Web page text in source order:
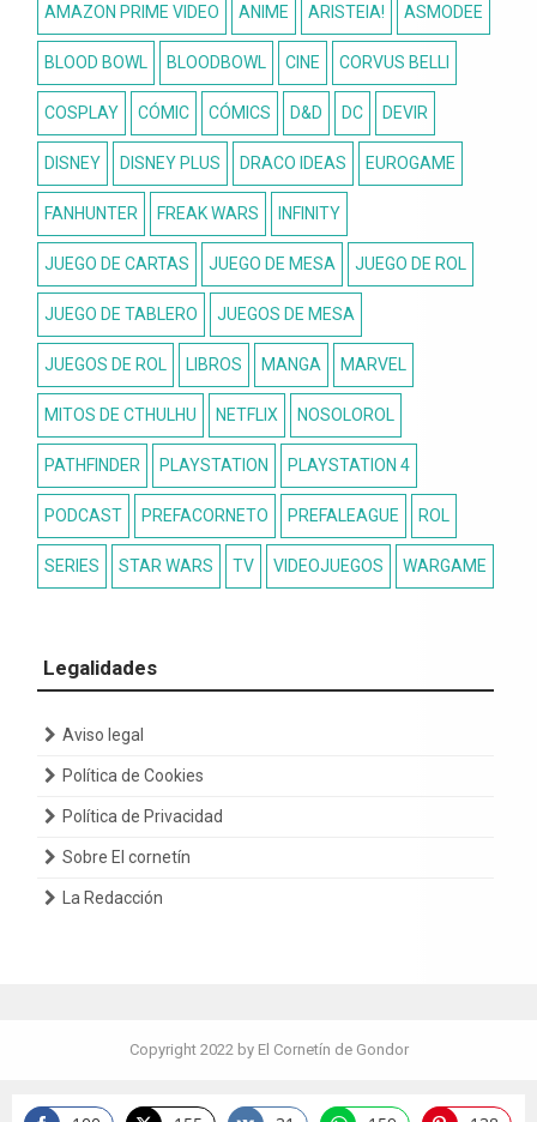
AMAZON PRIME VIDEO ANIME ARISTEIA! ASMODEE
BLOOD BOWL BLOODBOWL CINE CORVUS BELLI
COSPLAY CÓMIC CÓMICS D&D DC DEVIR
DISNEY DISNEY PLUS DRACO IDEAS EUROGAME
FANHUNTER FREAK WARS INFINITY
JUEGO DE CARTAS JUEGO DE MESA JUEGO DE ROL
JUEGO DE TABLERO JUEGOS DE MESA
JUEGOS DE ROL LIBROS MANGA MARVEL
MITOS DE CTHULHU NETFLIX NOSOLOROL
PATHFINDER PLAYSTATION PLAYSTATION 4
PODCAST PREFACORNETO PREFALEAGUE ROL
SERIES STAR WARS TV VIDEOJUEGOS WARGAME
Legalidades
Aviso legal
Política de Cookies
Política de Privacidad
Sobre El cornetín
La Redacción
Copyright 2022 by El Cornetín de Gondor